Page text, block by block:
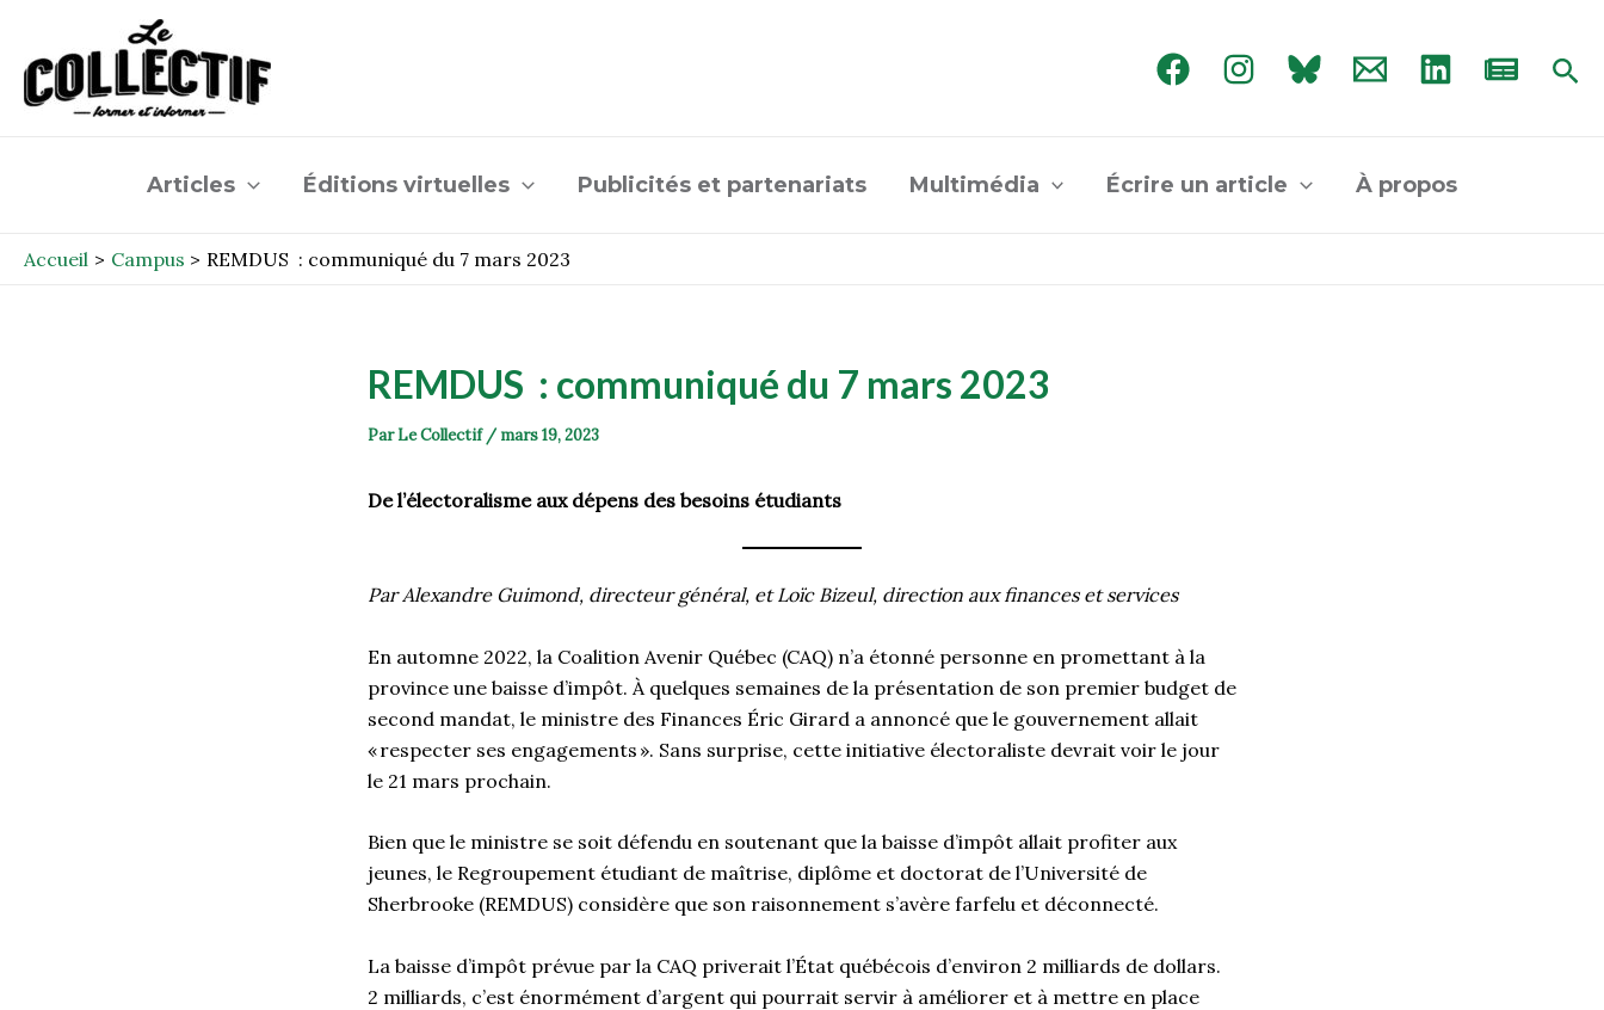
contenu
Articles Éditions virtuelles Publicités et partenariats Multimédia Écrire un article À propos
Accueil Campus REMDUS : communiqué du 7 mars 2023
REMDUS : communiqué du 7 mars 2023
ParLe Collectif / mars 19, 2023
De l’électoralisme aux dépens des besoins étudiants
Par Alexandre Guimond, directeur général, et Loïc Bizeul, direction aux finances et services
En automne 2022, la Coalition Avenir Québec (CAQ) n’a étonné personne en promettant à la
province une baisse d’impôt. À quelques semaines de la présentation de son premier budget de
second mandat, le ministre des Finances Éric Girard a annoncé que le gouvernement allait
« respecter ses engagements ». Sans surprise, cette initiative électoraliste devrait voir le jour
le 21 mars prochain.
Bien que le ministre se soit défendu en soutenant que la baisse d’impôt allait profiter aux
jeunes, le Regroupement étudiant de maîtrise, diplôme et doctorat de l’Université de
Sherbrooke (REMDUS) considère que son raisonnement s’avère farfelu et déconnecté.
La baisse d’impôt prévue par la CAQ priverait l’État québécois d’environ 2 milliards de dollars.
2 milliards, c’est énormément d’argent qui pourrait servir à améliorer et à mettre en place